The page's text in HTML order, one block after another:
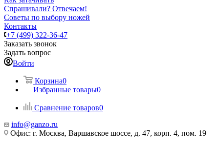
Спрашивали? Отвечаем!
Советы по выбору ножей
Контакты
+7 (499) 322-36-47
Заказать звонок
Задать вопрос
Войти
Корзина0
Избранные товары0
Сравнение товаров0
info@ganzo.ru
Офис: г. Москва, Варшавское шоссе, д. 47, корп. 4, пом. 19